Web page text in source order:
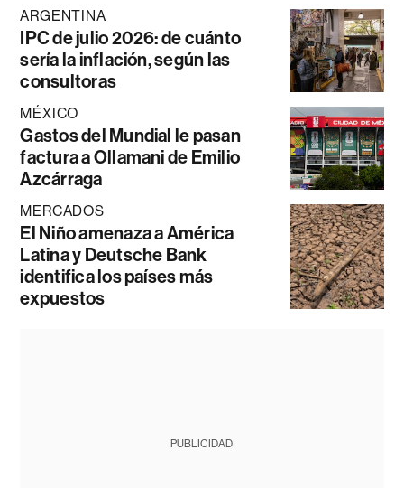
ARGENTINA
IPC de julio 2026: de cuánto
sería la inflación, según las
consultoras
MÉXICO
Gastos del Mundial le pasan
factura a Ollamani de Emilio
Azcárraga
MERCADOS
El Niño amenaza a América
Latina y Deutsche Bank
identifica los países más
expuestos
PUBLICIDAD